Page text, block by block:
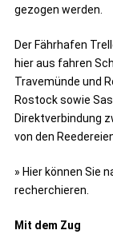
gezogen werden.
Der Fährhafen
hier aus fahren
Travemünde und
Rostock sowie
Direktverbindung
von den
» Hier können Sie
recherchieren.
Mit dem Zug